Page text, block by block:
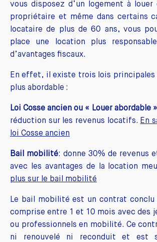
vous disposez d’un logement à
propriétaire et même dans certains
locataire de plus de 60 ans, vous
place une location plus
d’avantages fiscaux.
En effet, il existe trois lois principales
plus abordable :
Loi Cosse ancien ou « Louer abordable »
réduction sur les revenus locatifs. En
loi Cosse ancien
Bail mobilité: donne 30% de revenus
avec les avantages de la location
plus sur le bail mobilité
Le bail mobilité est un contrat conclu
comprise entre 1 et 10 mois avec des
ou professionnels en mobilité. Ce
ni renouvelé ni reconduit et est